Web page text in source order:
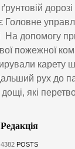
Головне
На допомогу
пожежної
карету
рух до
дощі, які
Редакція
4382 POSTS